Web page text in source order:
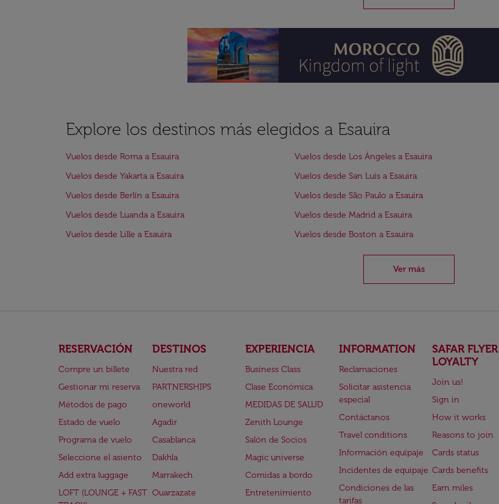
Explore los destinos más elegidos a Esauira
Vuelos desde Roma a Esauira Vuelos desde Los Ángeles a Esauira
Vuelos desde Yakarta a Esauira
Vuelos desde San Luis a Esauira
Vuelos desde Berlín a Esauira
Vuelos desde São Paulo a Esauira
Vuelos desde Luanda a Esauira
Vuelos desde Madrid a Esauira
Vuelos desde Lille a Esauira
Vuelos desde Boston a Esauira
Ver más
RESERVACIÓN
Compre un billete
Gestionar mi reserva
Métodos de pago
Estado de vuelo
Programa de vuelo
Seleccione el asiento
Add extra luggage
LOFT (LOUNGE + FAST
DESTINOS
Nuestra red
PARTNERSHIPS
oneworld
Agadir
Casablanca
Dakhla
Marrakech
Ouarzazate
EXPERIENCIA
Business Class
Clase Económica
MEDIDAS DE SALUD
Zenith Lounge
Salón de Socios
Magic universe
Comidas a bordo
Entretenimiento
INFORMATION
Reclamaciones
Solicitar asistencia
especial
Contáctanos
Travel conditions
Información equipaje
Incidentes de equipaje
Condiciones de las
tarifas
SAFAR FLYER
LOYALTY
Join us!
Sign in
How it works
Reasons to join
Cards status
Cards benefits
Earn miles